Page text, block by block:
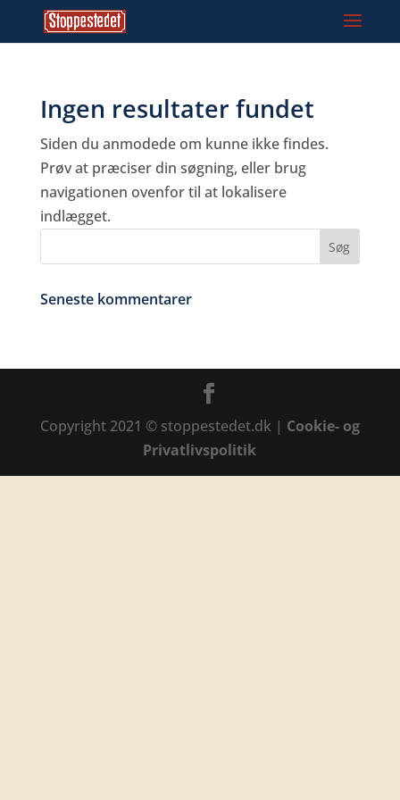
Ingen resultater fundet
Siden du anmodede om kunne ikke findes.
Prøv at præciser din søgning, eller brug
navigationen ovenfor til at lokalisere
indlægget.
Seneste kommentarer
Copyright 2021 © stoppestedet.dk | Cookie- og
Privatlivspolitik